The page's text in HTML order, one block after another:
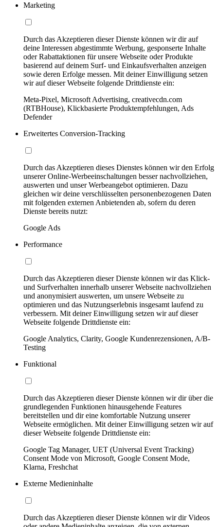
Marketing
Durch das Akzeptieren dieser Dienste können wir dir auf
deine Interessen abgestimmte Werbung, gesponserte Inhalte
oder Rabattaktionen für unsere Webseite oder Produkte
basierend auf deinem Surf- und Einkaufsverhalten anzeigen
sowie deren Erfolge messen. Mit deiner Einwilligung setzen
wir auf dieser Webseite folgende Drittdienste ein:
Meta-Pixel, Microsoft Advertising, creativecdn.com
(RTBHouse), Klickbasierte Produktempfehlungen, Ads
Defender
Erweitertes Conversion-Tracking
Durch das Akzeptieren dieses Dienstes können wir den Erfolg
unserer Online-Werbeeinschaltungen besser nachvollziehen,
auswerten und unser Werbeangebot optimieren. Dazu
gleichen wir deine verschlüsselten personenbezogenen Daten
mit folgenden externen Anbietenden ab, sofern du deren
Dienste bereits nutzt:
Google Ads
Performance
Durch das Akzeptieren dieser Dienste können wir das Klick-
und Surfverhalten innerhalb unserer Webseite nachvollziehen
und anonymisiert auswerten, um unsere Webseite zu
optimieren und das Nutzungserlebnis insgesamt laufend zu
verbessern. Mit deiner Einwilligung setzen wir auf dieser
Webseite folgende Drittdienste ein:
Google Analytics, Clarity, Google Kundenrezensionen, A/B-
Testing
Funktional
Durch das Akzeptieren dieser Dienste können wir dir über die
grundlegenden Funktionen hinausgehende Features
bereitstellen und dir eine komfortable Nutzung unserer
Webseite ermöglichen. Mit deiner Einwilligung setzen wir auf
dieser Webseite folgende Drittdienste ein:
Google Tag Manager, UET (Universal Event Tracking)
Consent Mode von Microsoft, Google Consent Mode,
Klarna, Freshchat
Externe Medieninhalte
Durch das Akzeptieren dieser Dienste können wir dir Videos